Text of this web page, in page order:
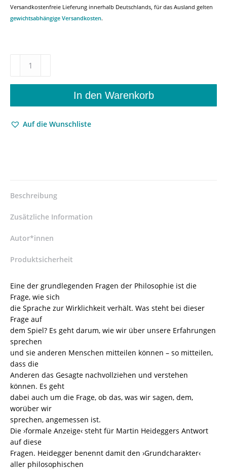
Versandkostenfreie Lieferung innerhalb Deutschlands, für das Ausland gelten
gewichtsabhängige Versandkosten.
bringen
Die
Begriffs-
Bedeutungstheorie
Heideggers
Karl
–
ISBN
9783826077074
/
978-
3-
8260-
7707-
4
/
978-
3-
82-
607707-
4
Menge
In den Warenkorb
Auf die Wunschliste
Beschreibung
Zusätzliche Information
Autor*innen
Produktsicherheit
Eine der grundlegenden Fragen der Philosophie ist die
Frage, wie sich
die Sprache zur Wirklichkeit verhält. Was steht bei dieser
Frage auf
dem Spiel? Es geht darum, wie wir über unsere Erfahrungen
sprechen
und sie anderen Menschen mitteilen können – so mitteilen,
dass die
Anderen das Gesagte nachvollziehen und verstehen
können. Es geht
dabei auch um die Frage, ob das, was wir sagen, dem,
worüber wir
sprechen, angemessen ist.
Die ›formale Anzeige‹ steht für Martin Heideggers Antwort
auf diese
Fragen. Heidegger benennt damit den ›Grundcharakter‹
aller philosophischen